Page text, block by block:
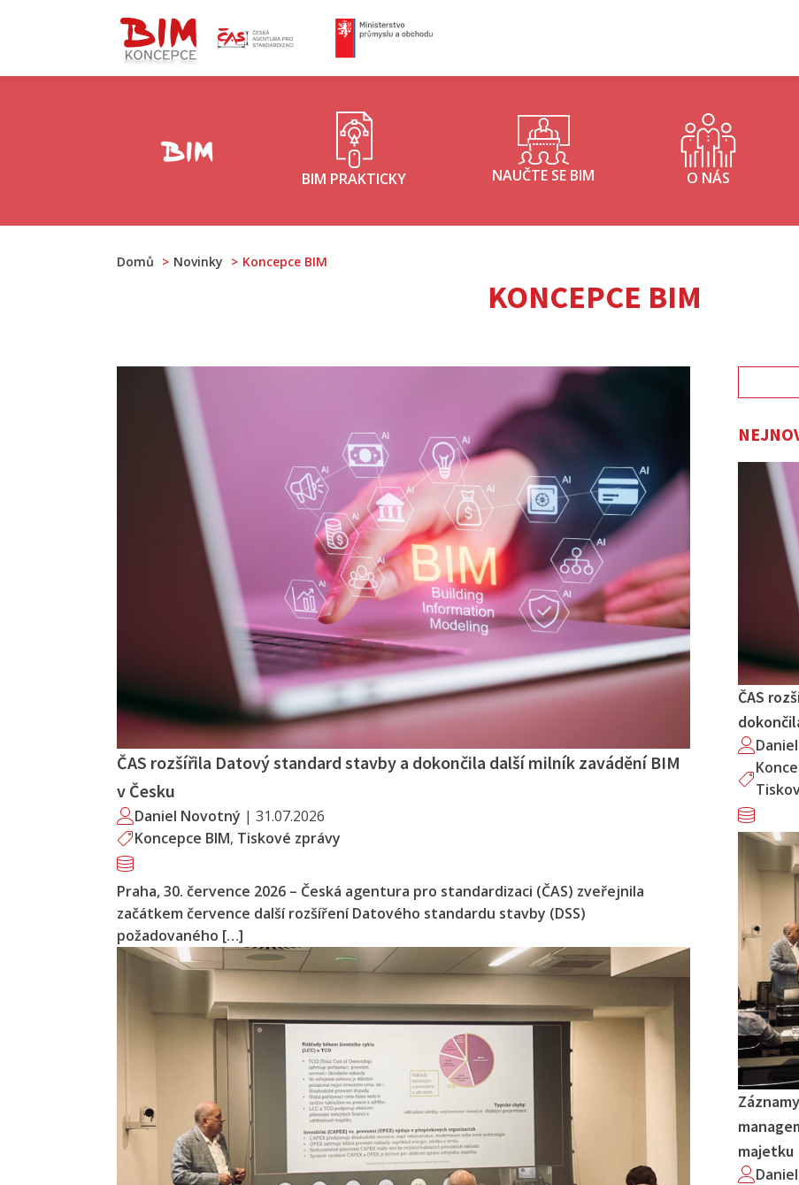
Koncepce BIM - logo
ČAS - logo
BIM PRAKTICKY NAUČTE SE BIM O NÁS
Domů Novinky Koncepce BIM
KONCEPCE BIM
ČAS rozšířila Datový standard stavby a dokončila další milník zavádění BIM
v Česku
Daniel Novotný | 31.07.2026
Koncepce BIM, Tiskové zprávy
Praha, 30. července 2026 – Česká agentura pro standardizaci (ČAS) zveřejnila
začátkem července další rozšíření Datového standardu stavby (DSS)
požadovaného […]
ČAS
majetku